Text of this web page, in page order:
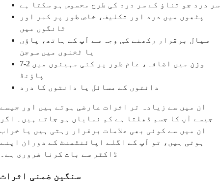
سر درد جو تناؤ کے سر درد کی طرح محسوس ہو سکتا ہے
پٹھوں میں درد اور تکلیف، خاص طور پر کمر اور
ٹانگوں میں
سیال برقرار رکھنے کی وجہ سے آپ کے ہاتھ، پاؤں
یا ٹخنوں میں سوجن
وزن میں اضافہ، عام طور پر کئی مہینوں میں 2-7
پاؤنڈ
دانتوں کے مسائل یا دانتوں کا درد
ان میں سے زیادہ تر اثرات عارضی ہوتے ہیں اور جیسے
جیسے آپ کا جسم ڈھلتا ہے کم نمایاں ہو جاتے ہیں۔ اگر
ان میں سے کوئی بھی علامات برقرار رہتی ہیں یا خراب
ہوتی ہیں، تو آپ کے اگلے اپائنٹمنٹ کے دوران اپنے
ڈاکٹر سے بات کرنا ضروری ہے۔
سنگین ضمنی اثرات